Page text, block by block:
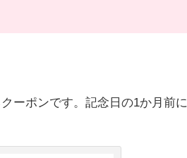
ーポンです。 記念日の1か月前に